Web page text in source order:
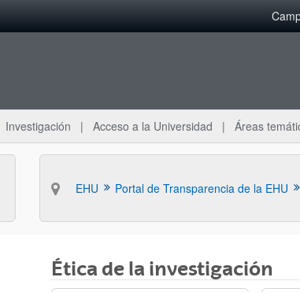
Investigación Acceso a la Universidad Áreas
EHU Portal de Transparencia de la EHU
Ética de la investigación